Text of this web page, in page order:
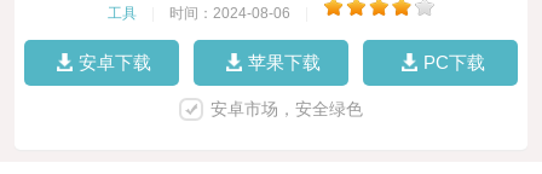
工具 时间：2024-08-06
安卓下载 苹果下载 PC下载
安卓市场，安全绿色